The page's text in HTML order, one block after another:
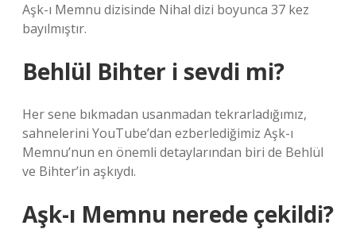
Aşk-ı Memnu dizisinde Nihal dizi boyunca 37 kez
bayılmıştır.
Behlül Bihter i sevdi mi?
Her sene bıkmadan usanmadan tekrarladığımız,
sahnelerini YouTube’dan ezberlediğimiz Aşk-ı
Memnu’nun en önemli detaylarından biri de Behlül
ve Bihter’in aşkıydı.
Aşk-ı Memnu nerede çekildi?